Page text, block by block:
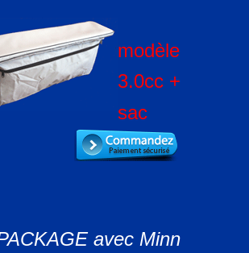
modèle
3.0cc +
sac
avec Minn